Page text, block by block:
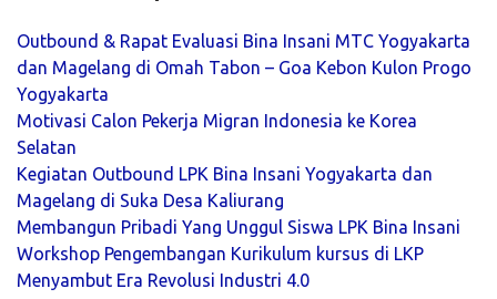
Outbound & Rapat Evaluasi Bina Insani MTC Yogyakarta
dan Magelang di Omah Tabon – Goa Kebon Kulon Progo
Yogyakarta
Motivasi Calon Pekerja Migran Indonesia ke Korea
Selatan
Kegiatan Outbound LPK Bina Insani Yogyakarta dan
Magelang di Suka Desa Kaliurang
Membangun Pribadi Yang Unggul Siswa LPK Bina Insani
Workshop Pengembangan Kurikulum kursus di LKP
Menyambut Era Revolusi Industri 4.0